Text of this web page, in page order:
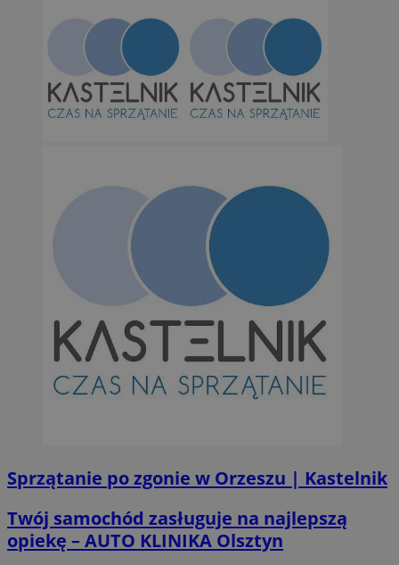
Sprzątanie po zgonie w Orzeszu | Kastelnik
Twój samochód zasługuje na najlepszą
opiekę – AUTO KLINIKA Olsztyn